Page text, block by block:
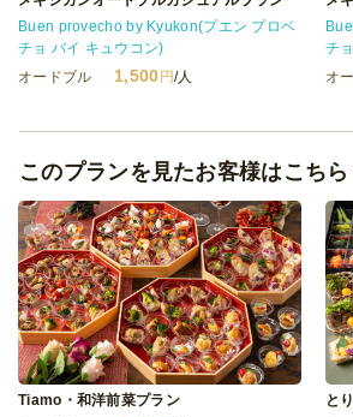
Buen provecho by Kyukon(プエン プロベ
チョ バイ キュウコン)
オードブル
1,500円/人
チ
オ
このプランを見たお客様はこち
Tiamo・和洋前菜プラン
と